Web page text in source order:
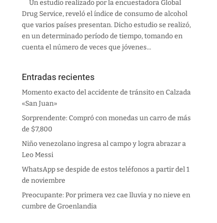
Un estudio realizado por la encuestadora Global
Drug Service, reveló el índice de consumo de alcohol
que varios países presentan. Dicho estudio se realizó,
en un determinado período de tiempo, tomando en
cuenta el número de veces que jóvenes...
Entradas recientes
Momento exacto del accidente de tránsito en Calzada
«San Juan»
Sorprendente: Compró con monedas un carro de más
de $7,800
Niño venezolano ingresa al campo y logra abrazar a
Leo Messi
WhatsApp se despide de estos teléfonos a partir del 1
de noviembre
Preocupante: Por primera vez cae lluvia y no nieve en
cumbre de Groenlandia